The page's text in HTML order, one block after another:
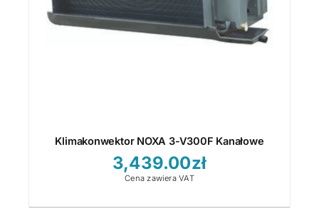
Klimakonwektor NOXA 3-V300F Kanałowe
3,439.00zł
Cena zawiera VAT